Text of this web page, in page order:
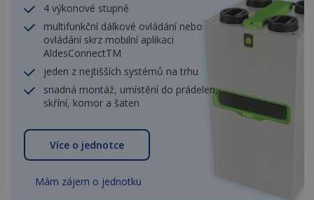
4 výkonové stupně
multifunkční dálkové ovládání nebo
ovládání skrz mobilní aplikaci
AldesConnectTM
jeden z nejtišších systémů na trhu
snadná montáž, umístění do prádelen,
skříní, komor a šaten
Více o jednotce
Mám zájem o jednotku